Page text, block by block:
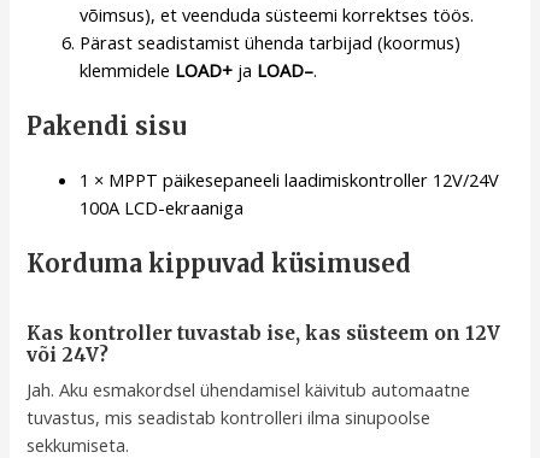
võimsus), et veenduda süsteemi korrektses töös.
Pärast seadistamist ühenda tarbijad (koormus)
klemmidele LOAD+ ja LOAD–.
Pakendi sisu
1 × MPPT päikesepaneeli laadimiskontroller 12V/24V
100A LCD-ekraaniga
Korduma kippuvad küsimused
Kas kontroller tuvastab ise, kas süsteem on 12V
või 24V?
Jah. Aku esmakordsel ühendamisel käivitub automaatne
tuvastus, mis seadistab kontrolleri ilma sinupoolse
sekkumiseta.